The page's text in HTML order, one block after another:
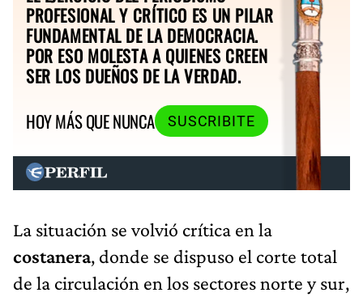
PROFESIONAL Y CRÍTICO ES UN PILAR
FUNDAMENTAL DE LA DEMOCRACIA.
POR ESO MOLESTA A QUIENES CREEN
SER LOS DUEÑOS DE LA VERDAD.
HOY MÁS QUE NUNCA
SUSCRIBITE
La situación se volvió crítica en la
costanera, donde se dispuso el corte total
de la circulación en los sectores norte y sur,